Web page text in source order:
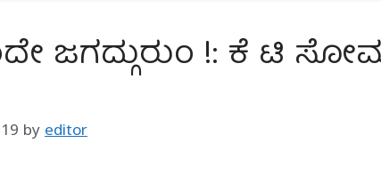
ಜಗದ್ಗುರುಂ !: ಕೆ ಟಿ
by editor